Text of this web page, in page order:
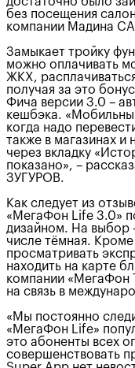
без посещения
компании Мадина
Замыкает тройку
можно оплачивать
ЖКХ,
получая за это
Фича версии 3.0 –
кешбэка.
когда надо
также в магазинах
через вкладку
показано», –
ЗУГУРОВ.
Как следует из
«МегаФон Life 3.0»
дизайном. На выбор
числе тёмная.
просматривать
находить на карте
компании «МегаФон
на связь в
«Мы постоянно
«МегаФон Life»
это абоненты всех
совершенствовать